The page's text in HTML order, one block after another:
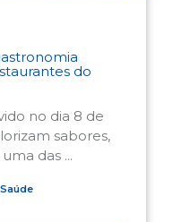
do
no dia 8 de
sabores,
das ...
Saúde